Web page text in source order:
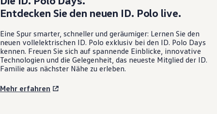
Entdecken Sie den neuen ID. Polo live.
Eine Spur smarter, schneller und geräumiger: Lernen Sie den
neuen vollelektrischen ID. Polo exklusiv bei den ID. Polo Days
kennen. Freuen Sie sich auf spannende Einblicke, innovative
Technologien und die Gelegenheit, das neueste Mitglied der ID.
Familie aus nächster Nähe zu erleben.
Mehr erfahren